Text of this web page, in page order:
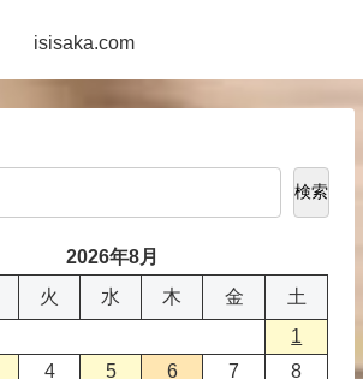
isisaka.com
検索
2026年8月
火 水 木 金
土
1
4 5 6 7
8